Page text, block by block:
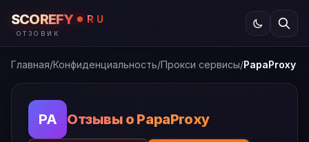
SCOREFY RU
ОТЗОВИК
Главная/Конфиденциальность/Прокси сервисы/PapaProxy
PA Отзывы о PapaProxy